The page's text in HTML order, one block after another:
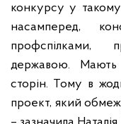
конкурсу у
насамперед,
профспілками,
державою. Мають
сторін. Тому в
проект, який